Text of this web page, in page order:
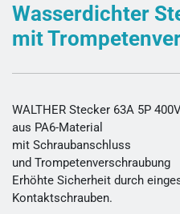
Wasserdichter
mit
WALTHER Stecker 63A 5P
aus PA6-Material
mit Schraubanschluss
und Trompetenverschraubung
Erhöhte Sicherheit durch
Kontaktschrauben.